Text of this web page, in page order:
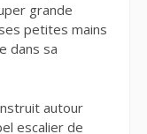
grande
petites mains
dans sa
autour
escalier de